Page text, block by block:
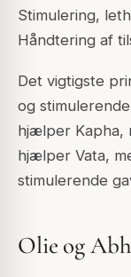
Stimulering,
Håndtering af
Det vigtigste
og
hjælper Kapha,
hjælper Vata,
stimulerende
Olie og